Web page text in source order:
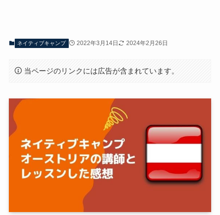
ネイティブキャンプ 2022年3月14日 2024年2月26日
当ページのリンクには広告が含まれています。